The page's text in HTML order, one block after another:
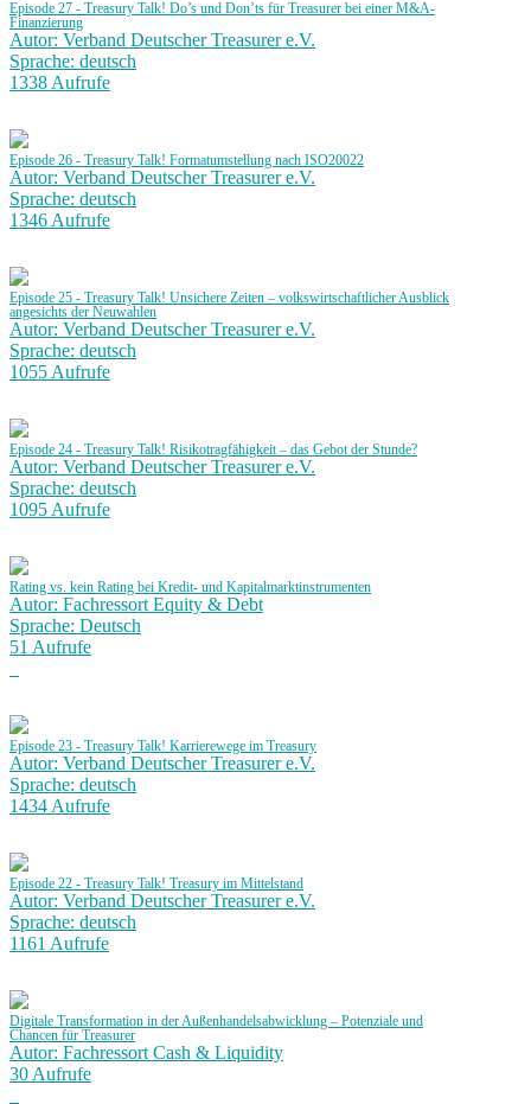
Episode 27 - Treasury Talk! Do’s und Don’ts für Treasurer bei einer M&A-
Finanzierung
Autor: Verband Deutscher Treasurer e.V.
Sprache: deutsch
1338 Aufrufe
Episode 26 - Treasury Talk! Formatumstellung nach ISO20022
Autor: Verband Deutscher Treasurer e.V.
Sprache: deutsch
1346 Aufrufe
Episode 25 - Treasury Talk! Unsichere Zeiten – volkswirtschaftlicher Ausblick
angesichts der Neuwahlen
Autor: Verband Deutscher Treasurer e.V.
Sprache: deutsch
1055 Aufrufe
Episode 24 - Treasury Talk! Risikotragfähigkeit – das Gebot der Stunde?
Autor: Verband Deutscher Treasurer e.V.
Sprache: deutsch
1095 Aufrufe
Rating vs. kein Rating bei Kredit- und Kapitalmarktinstrumenten
Autor: Fachressort Equity & Debt
Sprache: Deutsch
51 Aufrufe
Episode 23 - Treasury Talk! Karrierewege im Treasury
Autor: Verband Deutscher Treasurer e.V.
Sprache: deutsch
1434 Aufrufe
Episode 22 - Treasury Talk! Treasury im Mittelstand
Autor: Verband Deutscher Treasurer e.V.
Sprache: deutsch
1161 Aufrufe
Digitale Transformation in der Außenhandelsabwicklung – Potenziale und
Chancen für Treasurer
Autor: Fachressort Cash & Liquidity
30 Aufrufe